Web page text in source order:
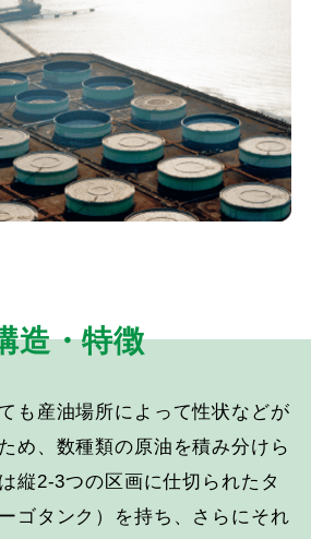
造・特徴
も産油場所によって性状などが
め、数種類の原油を積み分けら
縦2-3つの区画に仕切られたタ
ゴタンク）を持ち、さらにそれ